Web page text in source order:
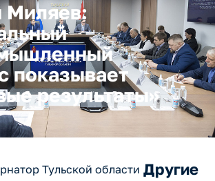
Миляев:
показывает
результаты»
Тульской области Другие